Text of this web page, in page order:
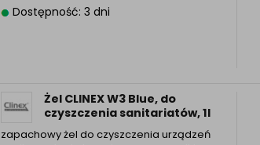
Dostępność: 3 dni
Żel CLINEX W3 Blue, do
czyszczenia sanitariatów, 1l
zapachowy żel do czyszczenia urządzeń